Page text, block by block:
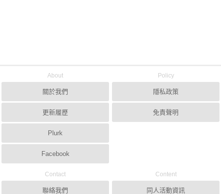
About
關於我們
更新履歷
Plurk
Facebook
Policy
隱私政策
免責聲明
Contact
聯絡我們
Content
同人活動資訊